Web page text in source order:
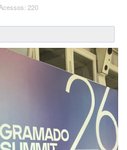
Acessos: 220